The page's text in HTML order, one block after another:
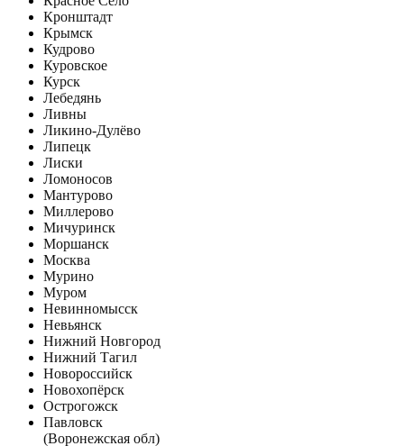
Кронштадт
Крымск
Кудрово
Куровское
Курск
Лебедянь
Ливны
Ликино-Дулёво
Липецк
Лиски
Ломоносов
Мантурово
Миллерово
Мичуринск
Моршанск
Москва
Мурино
Муром
Невинномысск
Невьянск
Нижний Новгород
Нижний Тагил
Новороссийск
Новохопёрск
Острогожск
Павловск
(Воронежская обл)